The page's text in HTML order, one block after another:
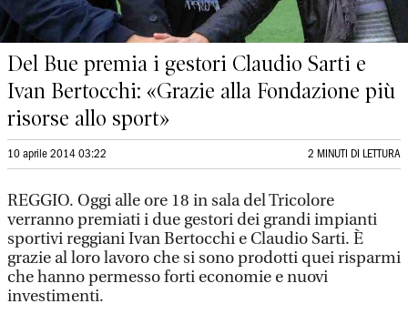
Del Bue premia i gestori Claudio Sarti e
Ivan Bertocchi: «Grazie alla Fondazione più
risorse allo sport»
10 aprile 2014 03:22 2 MINUTI DI LETTURA
REGGIO. Oggi alle ore 18 in sala del Tricolore
verranno premiati i due gestori dei grandi impianti
sportivi reggiani Ivan Bertocchi e Claudio Sarti. È
grazie al loro lavoro che si sono prodotti quei risparmi
che hanno permesso forti economie e nuovi
investimenti.